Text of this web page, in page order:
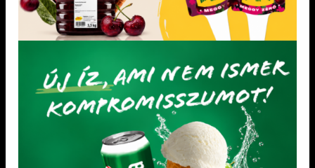
Mentes puncs koncentrátum 1,2 kg
Adagolás: 25 g / kg
Tejmentes, pálmaolajmentes.
Hozzáadott cukrot nem tartalmaz
Mentes mangó variegato 1,2 kg
Hozzáadott cukrot nem
tartalmaz
Pálmaolajat nem
tartalmaz.